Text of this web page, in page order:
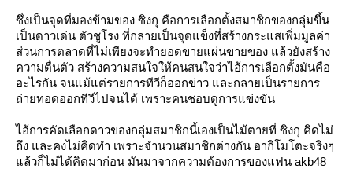
ซึ่งเป็นจุดที่มองข้ามของ ซิงกุ คือการเลือกตั้งสมาชิกของกลุ่มขึ้น
เป็นดาวเด่น ตัวชูโรง ที่กลายเป็นจุดแข็งที่สร้างกระแสเพิ่มมูลค่า
ส่วนการตลาดที่ไม่เพียงจะทำยอดขายแผ่นขายของ แล้วยังสร้าง
ความตื่นตัว สร้างความสนใจให้คนสนใจว่าไอ้การเลือกตั้งมันคือ
อะไรกัน จนแม้แต่รายการทีวีก็ออกข่าว และกลายเป็นรายการ
ถ่ายทอดออกทีวีไปจนได้ เพราะคนชอบดูการแข่งขัน
ไอ้การคัดเลือกดาวของกลุ่มสมาชิกนี้เองเป็นไม้ตายที่ ซิงกุ คิดไม่
ถึง และคงไม่คิดทำ เพราะจำนวนสมาชิกต่างกัน อากิโมโตะจริงๆ
ล้วก็ไม่ได้คิดมาก่อน มันมาจากความต้องการของแฟน akb48